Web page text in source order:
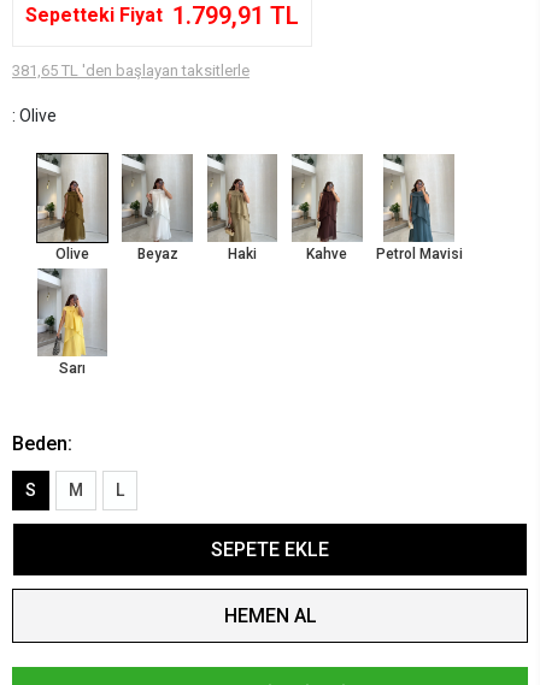
Sepetteki Fiyat 1.799,91 TL
381,65 TL 'den başlayan taksitlerle
: Olive
Olive Beyaz Haki Kahve Petrol Mavisi
Sarı
Beden:
S M L
SEPETE EKLE
HEMEN AL